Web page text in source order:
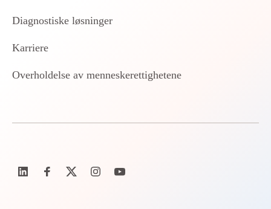
Diagnostiske løsninger
Karriere
Overholdelse av menneskerettighetene